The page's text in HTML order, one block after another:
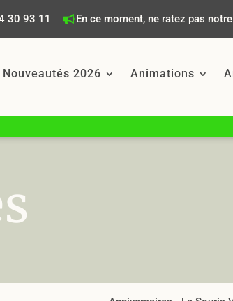
30 93 11 En ce moment, ne ratez pas
Nouveautés 2026 Animations